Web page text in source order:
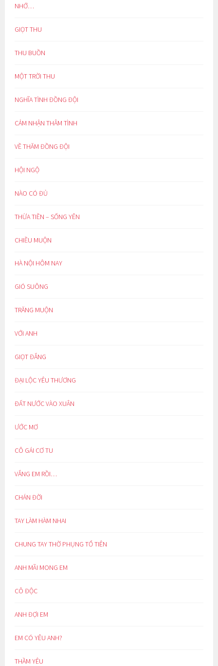
NHỚ…
GIỌT THU
THU BUỒN
MỘT TRỜI THU
NGHĨA TÌNH ĐỒNG ĐỘI
CẢM NHẬN THÂM TÌNH
VỀ THĂM ĐỒNG ĐỘI
HỘI NGỘ
NÀO CÓ ĐỦ
THỪA TIỀN – SỐNG YÊN
CHIỀU MUỘN
HÀ NỘI HÔM NAY
GIÓ SUÔNG
TRĂNG MUỘN
VỚI ANH
GIỌT ĐẮNG
ĐẠI LỘC YÊU THƯƠNG
ĐẤT NƯỚC VÀO XUÂN
ƯỚC MƠ
CÔ GÁI CƠ TU
VẮNG EM RỒI…
CHÁN ĐỜI
TAY LÀM HÀM NHAI
CHUNG TAY THỜ PHỤNG TỔ TIÊN
ANH MÃI MONG EM
CÔ ĐỘC
ANH ĐỢI EM
EM CÓ YÊU ANH?
THẦM YÊU